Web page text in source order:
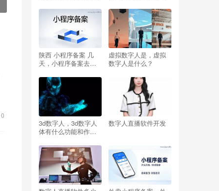
0
陕西 小程序备案 几
天，小程序备案去哪
虚拟数字人是，虚拟
数字人是什么？
3d数字人，3d数字人
体有什么功能和作
数字人直播软件开发